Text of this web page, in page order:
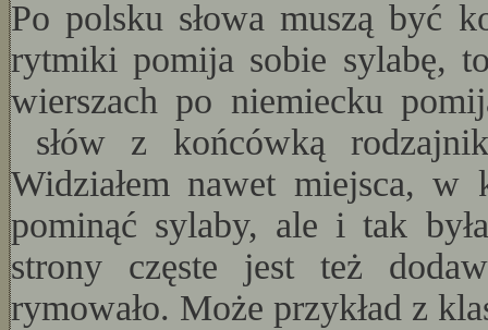
Po polsku słowa muszą być
rytmiki pomija sobie sylabę,
wierszach po niemiecku
słów z końcówką
Widziałem nawet miejsca, w
pominąć sylaby, ale i tak
strony częste jest też
rymowało. Może przykład z